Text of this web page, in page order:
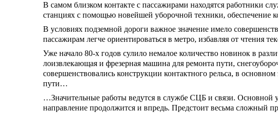
В самом близком контакте с пассажирами находятся работники
станциях с помощью новейшей уборочной техники, обеспечение
В условиях подземной дороги важное значение имело
пассажирам легче ориентироваться в метро, избавляя от чтения
Уже начало 80-х годов сулило немалое количество новинок в
лоизвлекающая и фрезерная машина для ремонта пути,
совершенствовались конструкции контактного рельса, в
пути…
…Значительные работы ведутся в службе СЦБ и связи. Основной
направление продолжится и впредь. Предстоит весьма сложный